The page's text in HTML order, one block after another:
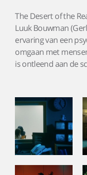
The Desert of the
Luuk Bouwman
ervaring van een
omgaan met
is ontleend aan de